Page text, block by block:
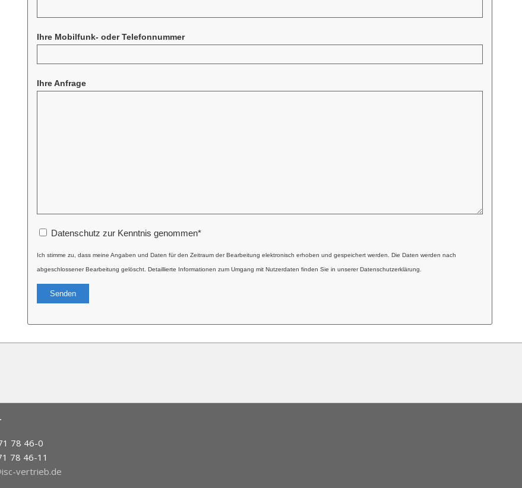
Ihre Mobilfunk- oder Telefonnummer
Ihre Anfrage
Datenschutz zur Kenntnis genommen*
Ich stimme zu, dass meine Angaben und Daten für den Zeitraum der Bearbeitung elektronisch erhoben und gespeichert werden. Die Daten werden nach
abgeschlossener Bearbeitung gelöscht. Detaillierte Informationen zum Umgang mit Nutzerdaten finden Sie in unserer Datenschutzerklärung.
78 46-0
78 46-11
vertrieb.de